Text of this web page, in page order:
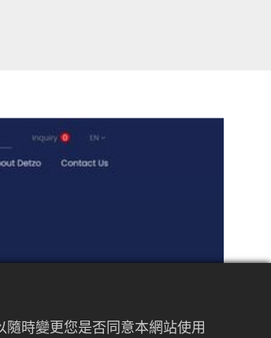
時變更您是否同意本網站使用